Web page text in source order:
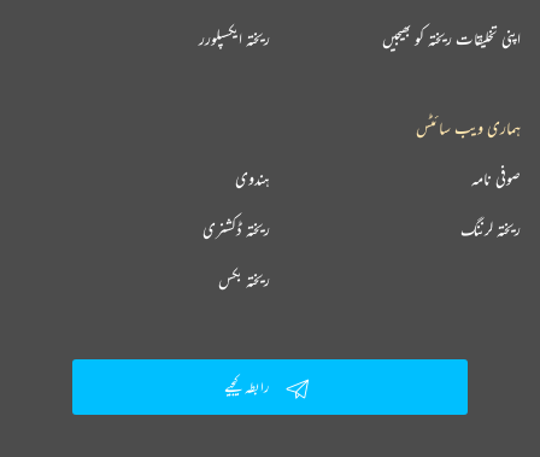
اپنی تخلیقات ریختہ کو بھیجیں ریختہ ایکسپلورر
ہماری ویب سائٹس
ہندوی صوفی نامہ
ریختہ ڈکشنری ریختہ لرننگ
ریختہ بکس
رابطہ کیجیے